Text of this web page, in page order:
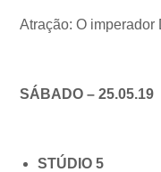
Atração: O imperador
SÁBADO – 25.05.19
STÚDIO 5